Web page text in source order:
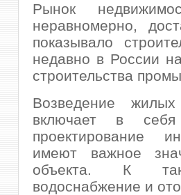
Рынок
неравномерно,
показывало
недавно в России
строительства
Возведение
включает в
проектирование
имеют важное
объекта. К
водоснабжение и